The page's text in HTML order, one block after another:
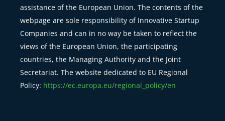
assistance of the European Union. The contents of the
webpage are sole responsibility of Innovative Startup
Companies and can in no way be taken to reflect the
views of the European Union, the participating
countries, the Managing Authority and the Joint
Secretariat. The website dedicated to EU Regional
Policy: https://ec.europa.eu/regional_policy/en